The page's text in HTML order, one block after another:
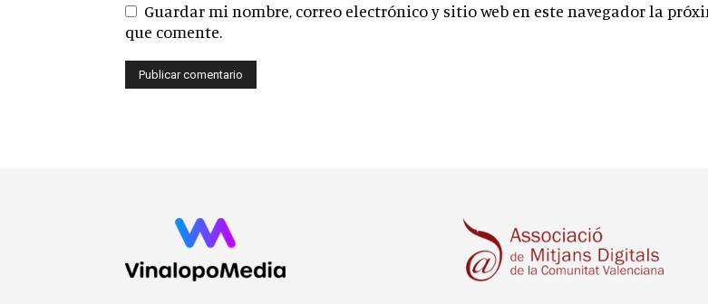
Guardar mi nombre, correo electrónico y sitio web en este navegador la
que comente.